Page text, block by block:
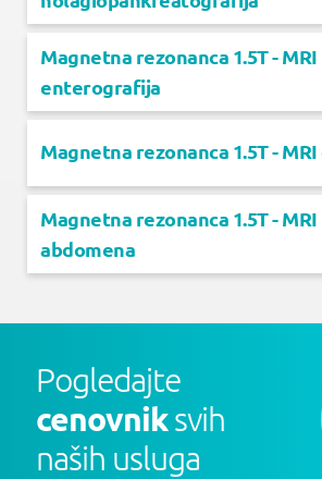
Magnetna rezonanca 1.5T - MRI
enterografija
Magnetna rezonanca 1.5T -
Magnetna rezonanca 1.5T - MRI
abdomena
Pogledajte
cenovniksvih
naših usluga